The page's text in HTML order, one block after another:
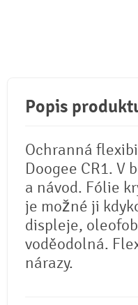
Popis
Ochranná
Doogee CR1.
a návod. Fólie
je možné ji
displeje,
voděodolná.
nárazy.